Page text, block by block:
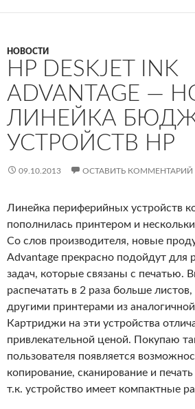
НОВОСТИ
HP DESKJET INK
ADVANTAGE —
ЛИНЕЙКА
УСТРОЙСТВ HP
09.10.2013 ОСТАВИТЬ КОММЕНТАРИЙ
Линейка периферийных устройств
пополнилась принтером и
Со слов производителя, новые
Advantage прекрасно подойдут для
задач, которые связаны с печатью.
распечатать в 2 раза больше листов,
другими принтерами из
Картриджи на эти устройства
привлекательной ценой. Покупаю
пользователя появляется
копирование, сканирование и
т.к. устройство имеет компактные